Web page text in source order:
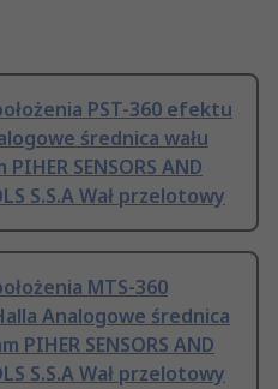
PST-360 efektu
średnica wału
PIHER SENSORS AND
S.S.A Wał przelotowy
MTS-360
Analogowe średnica
PIHER SENSORS AND
S.S.A Wał przelotowy